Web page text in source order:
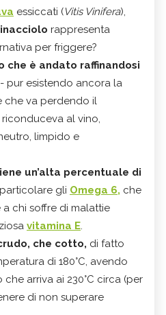
essiccati (Vitis Vinifera),
rappresenta
per friggere?
è andato raffinandosi
- pur esistendo ancora la
che va perdendo il
al vino,
limpido e
un’alta percentuale di
gli Omega 6, che
chi soffre di malattie
vitamina E.
che cotto, di fatto
di 180°C, avendo
arriva ai 230°C circa (per
di non superare